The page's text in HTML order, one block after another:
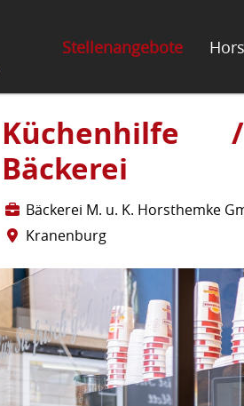
Stellenangebote
Küchenhilfe
Bäckerei
Bäckerei M. u. K. Horsthemke
Kranenburg